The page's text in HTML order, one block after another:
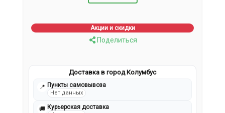
Акции и скидки
Поделиться
Доставка в город Колумбус
📍 Пункты самовывоза
Нет данных
🚚 Курьерская доставка